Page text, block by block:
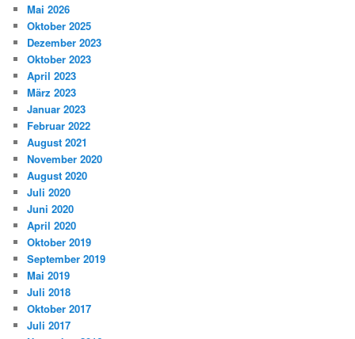
Mai 2026
Oktober 2025
Dezember 2023
Oktober 2023
April 2023
März 2023
Januar 2023
Februar 2022
August 2021
November 2020
August 2020
Juli 2020
Juni 2020
April 2020
Oktober 2019
September 2019
Mai 2019
Juli 2018
Oktober 2017
Juli 2017